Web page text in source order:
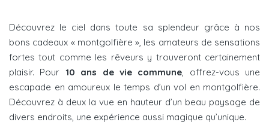
Découvrez le ciel dans toute sa splendeur grâce à nos
bons cadeaux « montgolfière », les amateurs de sensations
fortes tout comme les rêveurs y trouveront certainement
plaisir. Pour 10 ans de vie commune , offrez-vous une
escapade en amoureux le temps d’un vol en montgolfière.
Découvrez à deux la vue en hauteur d’un beau paysage de
divers endroits, une expérience aussi magique qu’unique.